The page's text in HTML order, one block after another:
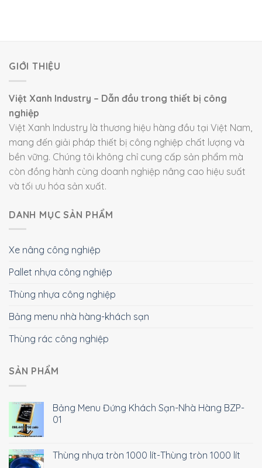
GIỚI THIỆU
Việt Xanh Industry – Dẫn đầu trong thiết bị công
nghiệp
Việt Xanh Industry là thương hiệu hàng đầu tại Việt Nam,
mang đến giải pháp thiết bị công nghiệp chất lượng và
bền vững. Chúng tôi không chỉ cung cấp sản phẩm mà
còn đồng hành cùng doanh nghiệp nâng cao hiệu suất
và tối ưu hóa sản xuất.
DANH MỤC SẢN PHẨM
Xe nâng công nghiệp
Pallet nhựa công nghiệp
Thùng nhựa công nghiệp
Bảng menu nhà hàng-khách sạn
Thùng rác công nghiệp
SẢN PHẨM
Bảng Menu Đứng Khách Sạn-Nhà Hàng BZP-
01
Thùng nhựa tròn 1000 lít-Thùng tròn 1000 lít